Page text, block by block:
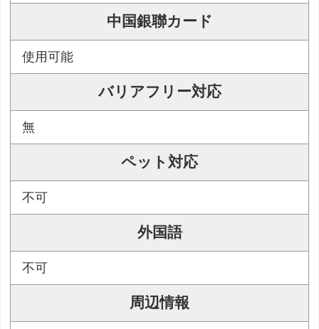
中国銀聯カード
使用可能
バリアフリー対応
無
ペット対応
不可
外国語
不可
周辺情報